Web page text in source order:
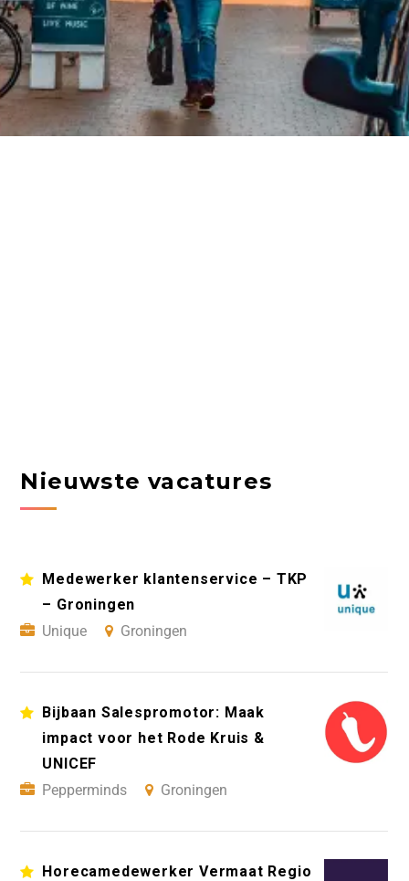
Nieuwste vacatures
Medewerker klantenservice – TKP
– Groningen
Unique
Groningen
Bijbaan Salespromotor: Maak
impact voor het Rode Kruis &
UNICEF
Pepperminds
Groningen
Horecamedewerker Vermaat Regio